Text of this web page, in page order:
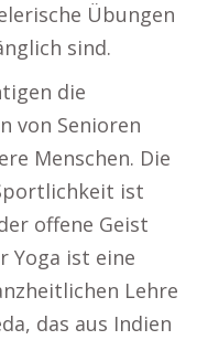
Übungen
sind.
die
von Senioren
Menschen. Die
ist
offene Geist
Yoga ist eine
Lehre
das aus Indien